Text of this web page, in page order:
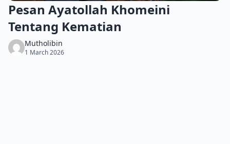
Pesan Ayatollah Khomeini
Tentang Kematian
Mutholibin
1 March 2026